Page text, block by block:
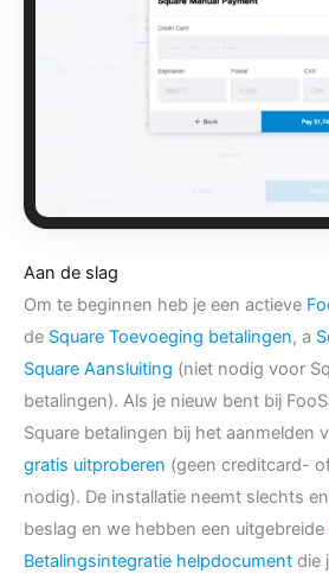
Aan de slag
Om te beginnen heb je een actieve
de Square Toevoeging betalingen, a
Square Aansluiting (niet nodig voor
betalingen). Als je nieuw bent bij
Square betalingen bij het aanmelden
gratis uitproberen (geen creditcard-
nodig). De installatie neemt slechts
beslag en we hebben een uitgebreide
Betalingsintegratie helpdocument die